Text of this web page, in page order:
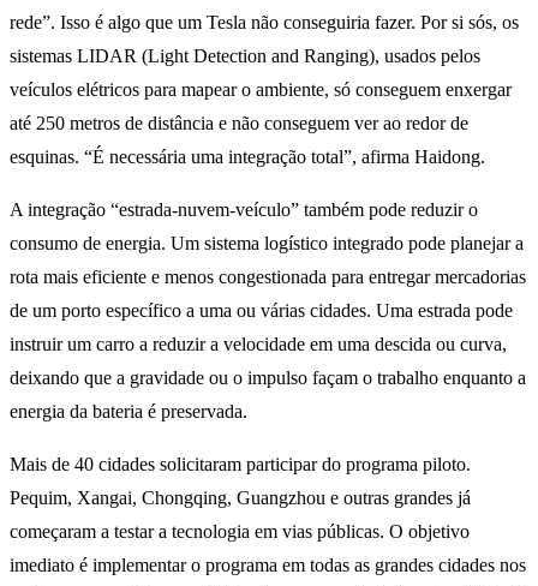
rede”. Isso é algo que um Tesla não conseguiria fazer. Por si sós, os
sistemas LIDAR (Light Detection and Ranging), usados pelos
veículos elétricos para mapear o ambiente, só conseguem enxergar
até 250 metros de distância e não conseguem ver ao redor de
esquinas. “É necessária uma integração total”, afirma Haidong.
A integração “estrada-nuvem-veículo” também pode reduzir o
consumo de energia. Um sistema logístico integrado pode planejar a
rota mais eficiente e menos congestionada para entregar mercadorias
de um porto específico a uma ou várias cidades. Uma estrada pode
instruir um carro a reduzir a velocidade em uma descida ou curva,
deixando que a gravidade ou o impulso façam o trabalho enquanto a
energia da bateria é preservada.
Mais de 40 cidades solicitaram participar do programa piloto.
Pequim, Xangai, Chongqing, Guangzhou e outras grandes já
começaram a testar a tecnologia em vias públicas. O objetivo
imediato é implementar o programa em todas as grandes cidades nos